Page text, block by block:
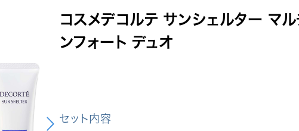
コスメデコルテ サンシェルター マ
ンフォート デュオ
セット内容